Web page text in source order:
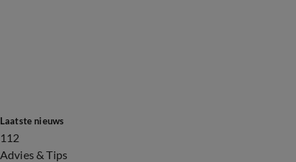
Laatste nieuws
112
Advies & Tips